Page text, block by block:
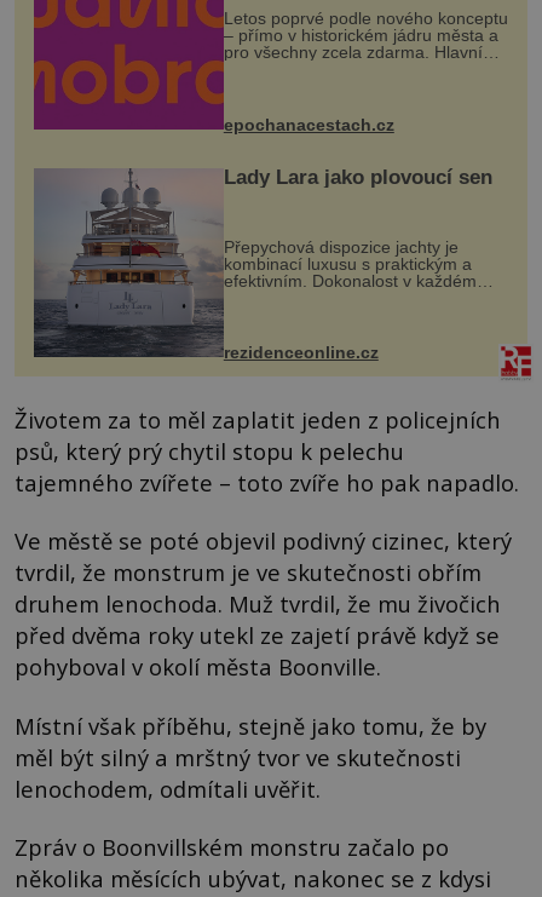
Letos poprvé podle nového konceptu
– přímo v historickém jádru města a
pro všechny zcela zdarma. Hlavní
program se odehraje na Karlově a
mohou těšit na víno, burčák, pes...
epochanacestach.cz
Lady Lara jako plovoucí sen
Přepychová dispozice jachty je
kombinací luxusu s praktickým a
efektivním. Dokonalost v každém
detailu představuje značka Fendi
Casa, kterou byly vybaveny její
paluby. Monacký přístav nabízí
každoročn...
rezidenceonline.cz
Životem za to měl zaplatit jeden z policejních
psů, který prý chytil stopu k pelechu
tajemného zvířete – toto zvíře ho pak napadlo.
Ve městě se poté objevil podivný cizinec, který
tvrdil, že monstrum je ve skutečnosti obřím
druhem lenochoda. Muž tvrdil, že mu živočich
před dvěma roky utekl ze zajetí právě když se
pohyboval v okolí města Boonville.
Místní však příběhu, stejně jako tomu, že by
měl být silný a mrštný tvor ve skutečnosti
lenochodem, odmítali uvěřit.
Zpráv o Boonvillském monstru začalo po
několika měsících ubývat, nakonec se z kdysi